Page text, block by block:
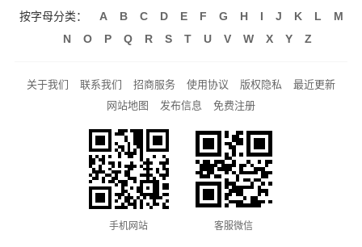
按字母分类： A B C D E F G H I J K L
M
N
O P Q R S T U V W X Y Z
关于我们 联系我们 招商服务 使用协议 版权隐私
最近更新
网站地图
发布信息 免费注册
手机网站 客服微信